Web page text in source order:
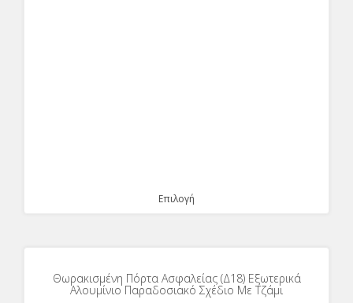
Επιλογή
Θωρακισμένη Πόρτα Ασφαλείας (Δ18) Εξωτερικά
Αλουμίνιο Παραδοσιακό Σχέδιο Με Τζάμι